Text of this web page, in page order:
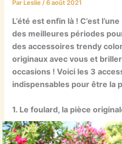
Par Leslie /6 août 2021
L’été est enfin là ! C’est l’une
des meilleures périodes
des accessoires trendy
originaux avec vous et
occasions ! Voici les 3
indispensables pour être la
1. Le foulard, la pièce